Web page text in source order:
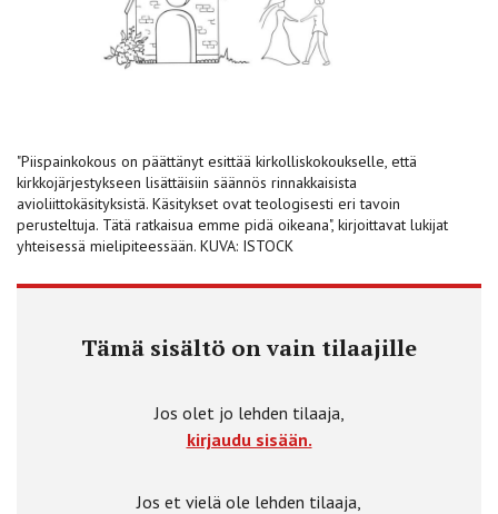
"Piispainkokous on päättänyt esittää kirkolliskokoukselle, että
kirkkojärjestykseen lisättäisiin säännös rinnakkaisista
avioliittokäsityksistä. Käsitykset ovat teologisesti eri tavoin
perusteltuja. Tätä ratkaisua emme pidä oikeana", kirjoittavat lukijat
yhteisessä mielipiteessään. KUVA: ISTOCK
Tämä sisältö on vain tilaajille
Jos olet jo lehden tilaaja,
kirjaudu sisään.
Jos et vielä ole lehden tilaaja,